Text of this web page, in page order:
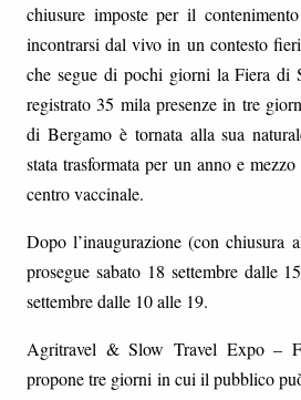
chiusure imposte per il
incontrarsi dal vivo in un contesto
che segue di pochi giorni la Fiera di
registrato 35 mila presenze in tre
di Bergamo è tornata alla sua
stata trasformata per un anno e
centro vaccinale.
Dopo l’inaugurazione (con chiusura
prosegue sabato 18 settembre dalle
settembre dalle 10 alle 19.
Agritravel & Slow Travel Expo –
propone tre giorni in cui il pubblico